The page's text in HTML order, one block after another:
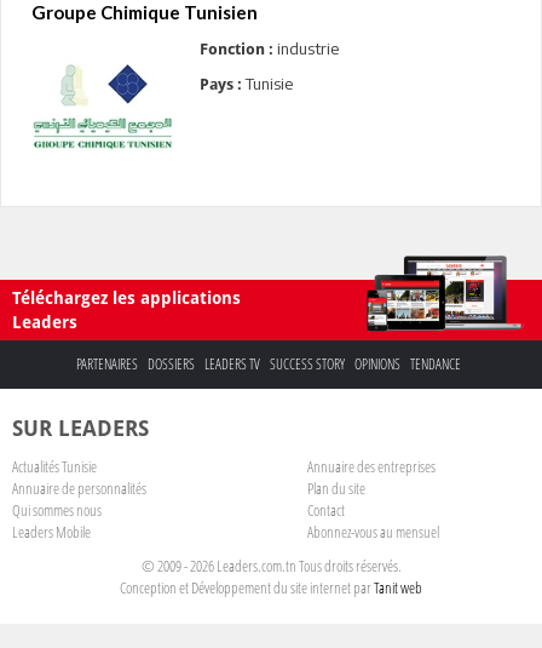
Groupe Chimique Tunisien
Fonction : industrie
Pays : Tunisie
Téléchargez les applications
Leaders
PARTENAIRES DOSSIERS LEADERS TV SUCCESS STORY OPINIONS TENDANCE
SUR LEADERS
Actualités Tunisie
Annuaire des entreprises
Annuaire de personnalités
Plan du site
Qui sommes nous
Contact
Leaders Mobile
Abonnez-vous au mensuel
© 2009 - 2026 Leaders.com.tn Tous droits réservés.
Conception et Développement du site internet parTanit web